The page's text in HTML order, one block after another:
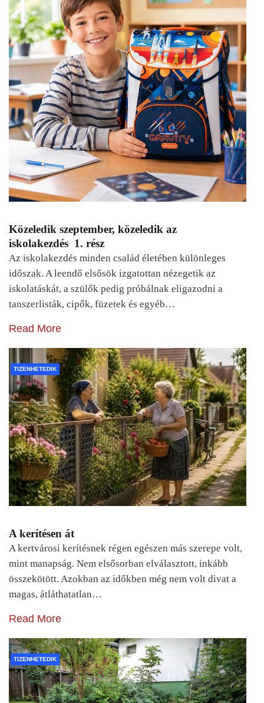
Közeledik szeptember, közeledik az
iskolakezdés 1. rész
Az iskolakezdés minden család életében különleges
időszak. A leendő elsősök izgatottan nézegetik az
iskolatáskát, a szülők pedig próbálnak eligazodni a
tanszerlisták, cipők, füzetek és egyéb…
Read More
TIZENHETEDIK
A kerítésen át
A kertvárosi kerítésnek régen egészen más szerepe volt,
mint manapság. Nem elsősorban elválasztott, inkább
összekötött. Azokban az időkben még nem volt divat a
magas, átláthatatlan…
Read More
TIZENHETEDIK